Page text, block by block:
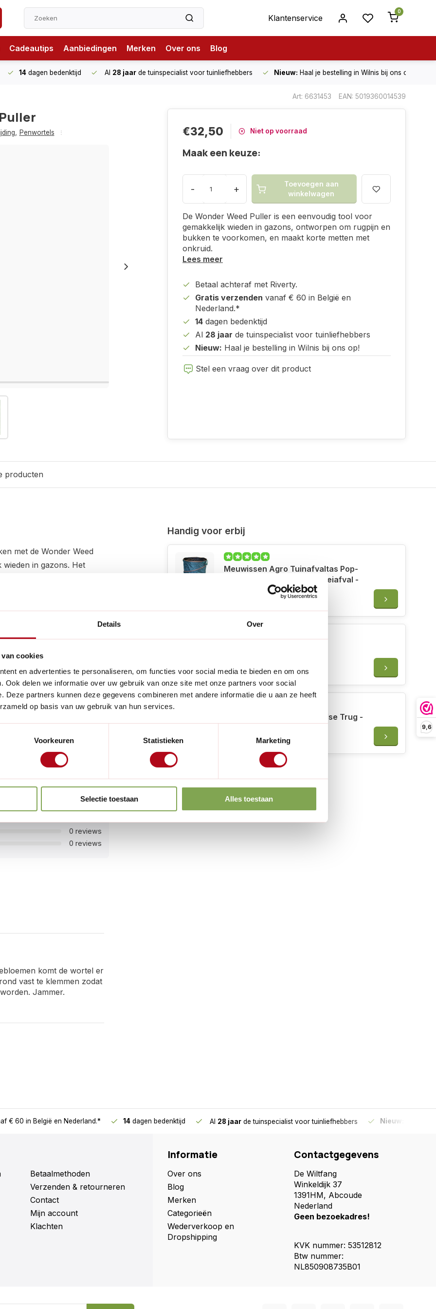
Details Over
cookies
en advertenties te personaliseren, om functies voor social media te bieden en om ons
Ook delen we informatie over uw gebruik van onze site met onze partners voor social
Deze partners kunnen deze gegevens combineren met andere informatie die u aan ze heeft
op basis van uw gebruik van hun services.
Voorkeuren Statistieken Marketing
Selectie toestaan Alles toestaan
9,6
Klantenservice
0
Cadeautips Aanbiedingen Merken Over ons Blog
14 dagen bedenktijd Al 28 jaar de tuinspecialist voor tuinliefhebbers Nieuw: Haal je bestelling in Wilnis bij ons op!
Art: 6631453 EAN: 5019360014539
, Penwortels €32,50 Niet op voorraad
Maak een keuze:
- +
Toevoegen aan
winkelwagen
De Wonder Weed Puller is een eenvoudig tool voor
gemakkelijk wieden in gazons, ontworpen om rugpijn en
bukken te voorkomen, en maakt korte metten met
onkruid.
Lees meer
Betaal achteraf met Riverty.
Gratis verzenden vanaf € 60 in België en
Nederland.*
14 dagen bedenktijd
Al 28 jaar de tuinspecialist voor tuinliefhebbers
Nieuw: Haal je bestelling in Wilnis bij ons op!
Stel een vraag over dit product
producten
met de Wonder Weed
wieden in gazons. Het
hulpmiddel voor het
om rechtop te worden
van de Wonder
grond om het onkruid te
te verwijderen - met de
op het handvat om het
willen dat je dit eerder
van polypropyleen is de
maakt het wieden van
3 reviews
0 reviews
0 reviews
komt de wortel er
vast te klemmen zodat
Jammer.
ga om de madeliefje te
het gras heen waar ik
Handig voor erbij
Meuwissen Agro Tuinafvaltas Pop-
up - Medium of Groot - Snoeiafval -
€17,50
Burgon & Ball Houten Engelse Trug -
€ 60 in België en Nederland.* 14 dagen bedenktijd Al 28 jaar de tuinspecialist voor tuinliefhebbers Nieuw:
Betaalmethoden
Verzenden & retourneren
Contact
Mijn account
Klachten
Informatie
Over ons
Blog
Merken
Categorieën
Wederverkoop en
Dropshipping
Contactgegevens
De Wiltfang
Winkeldijk 37
1391HM, Abcoude
Nederland
Geen bezoekadres!
KVK nummer: 53512812
Btw nummer:
NL850908735B01